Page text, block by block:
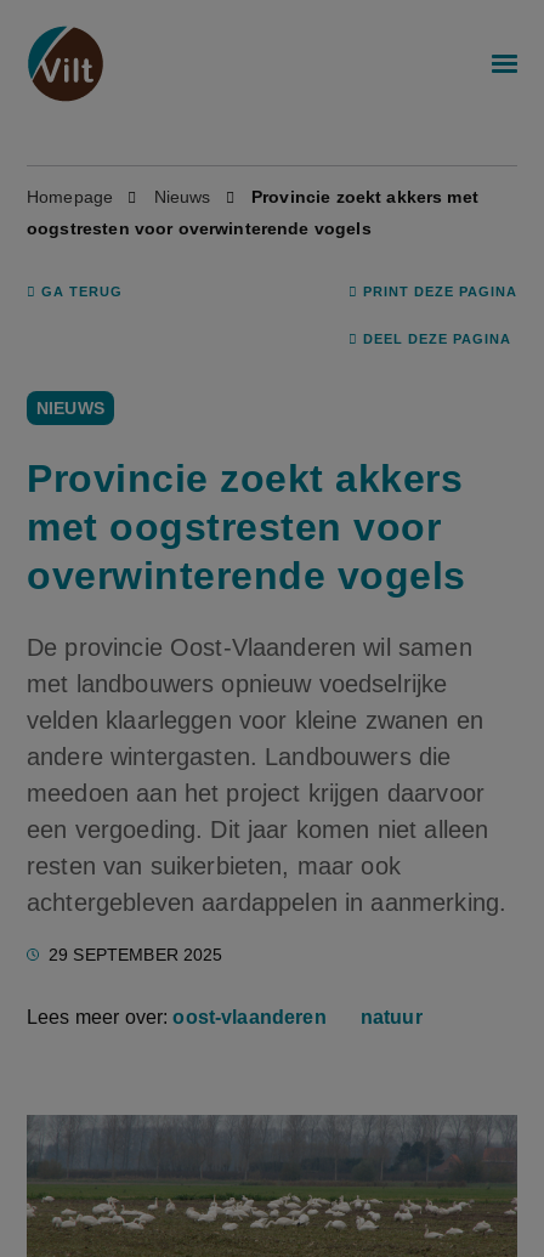
Homepage Nieuws
Provincie zoekt akkers met
oogstresten voor overwinterende vogels
GA TERUG PRINT DEZE PAGINA
DEEL DEZE PAGINA
NIEUWS
Provincie zoekt akkers
met oogstresten voor
overwinterende vogels
De provincie Oost-Vlaanderen wil samen
met landbouwers opnieuw voedselrijke
velden klaarleggen voor kleine zwanen en
andere wintergasten. Landbouwers die
meedoen aan het project krijgen daarvoor
een vergoeding. Dit jaar komen niet alleen
resten van suikerbieten, maar ook
achtergebleven aardappelen in aanmerking.
29 SEPTEMBER 2025
Lees meer over:oost-vlaanderen natuur